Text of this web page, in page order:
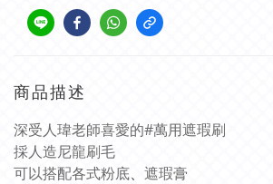
商品描述
深受人瑋老師喜愛的#萬用遮瑕刷
採人造尼龍刷毛
可以搭配各式粉底、 遮瑕膏